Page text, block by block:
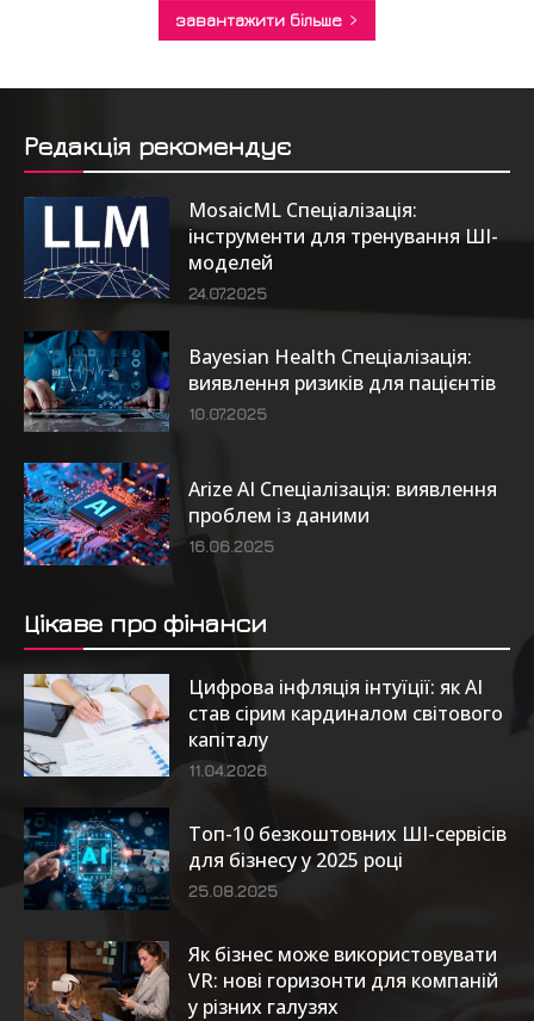
завантажити більше
Редакція рекомендує
MosaicML Спеціалізація:
інструменти для тренування ШІ-
моделей
24.07.2025
Bayesian Health Спеціалізація:
виявлення ризиків для пацієнтів
10.07.2025
Arize AI Спеціалізація: виявлення
проблем із даними
16.06.2025
Цікаве про фінанси
Цифрова інфляція інтуїції: як AI
став сірим кардиналом світового
капіталу
11.04.2026
Топ-10 безкоштовних ШІ-сервісів
для бізнесу у 2025 році
25.08.2025
Як бізнес може використовувати
VR: нові горизонти для компаній
у різних галузях